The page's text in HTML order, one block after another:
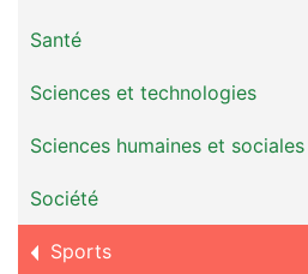
Santé
Sciences et technologies
Sciences humaines et sociales
Société
Sports